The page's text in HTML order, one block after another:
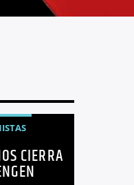
COMERCIO
CIERRA